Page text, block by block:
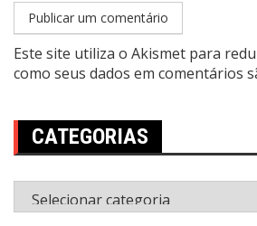
Este site utiliza o Akismet para
como seus dados em comentários
CATEGORIAS
Categorias